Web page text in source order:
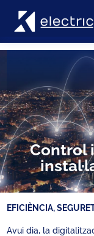
Control
EFICIÈNCIA,
Avui dia, la